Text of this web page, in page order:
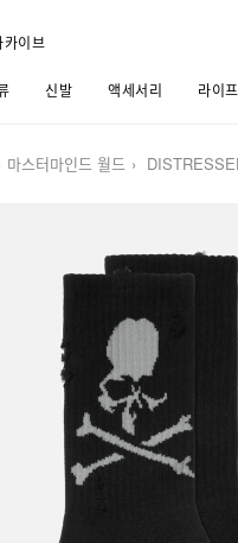
카이브
신발 액세서리 라이프
마스터마인드 월드